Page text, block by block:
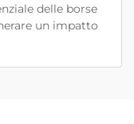
delle borse
un impatto